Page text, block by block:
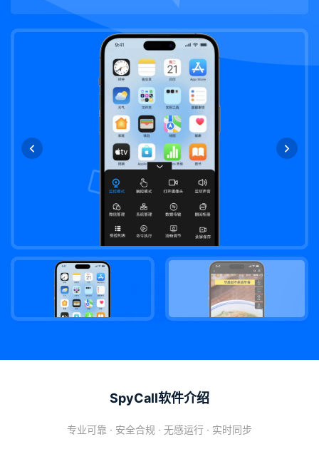
SpyCall软件介绍
专业可靠 · 安全合规 · 无感运行 · 实时同步